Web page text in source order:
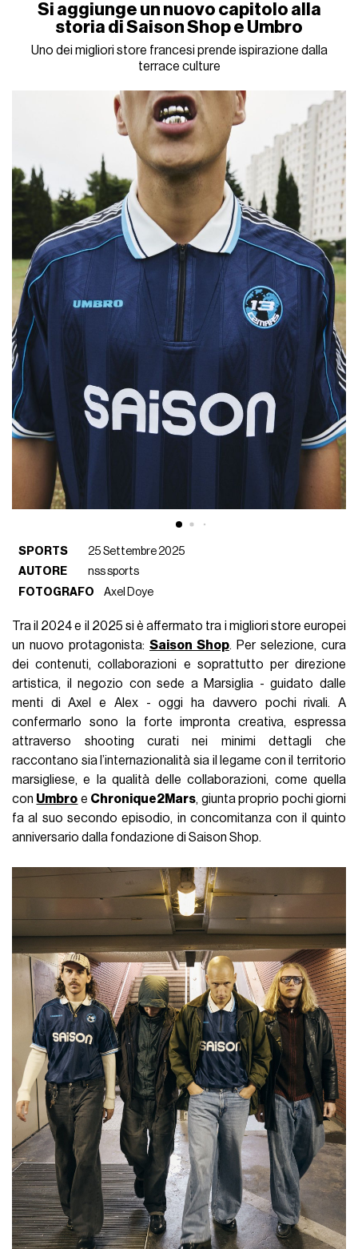
Si aggiunge un nuovo capitolo alla
storia di Saison Shop e Umbro
Uno dei migliori store francesi prende ispirazione dalla
terrace culture
SPORTS
25 Settembre 2025
AUTORE
nss sports
FOTOGRAFO
Axel Doye
Tra il 2024 e il 2025 si è affermato tra i migliori store europei
un nuovo protagonista:Saison Shop. Per selezione, cura
dei contenuti, collaborazioni e soprattutto per direzione
artistica, il negozio con sede a Marsiglia - guidato dalle
menti di Axel e Alex - oggi ha davvero pochi rivali. A
confermarlo sono la forte impronta creativa, espressa
attraverso shooting curati nei minimi dettagli che
raccontano sia l’internazionalità sia il legame con il territorio
marsigliese, e la qualità delle collaborazioni, come quella
con Umbro e Chronique2Mars, giunta proprio pochi giorni
fa al suo secondo episodio, in concomitanza con il quinto
anniversario dalla fondazione di Saison Shop.